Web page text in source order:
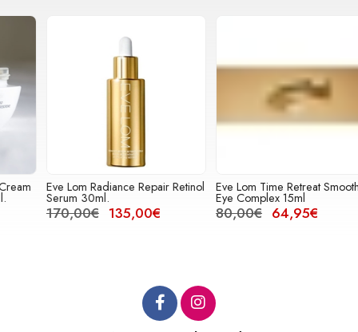
Eve Lom Radiance Repair Retinol
Serum 30ml.
170,00€ 135,00€
Eve Lom Time Retreat Smoothing
Eye Complex 15ml
80,00€ 64,95€